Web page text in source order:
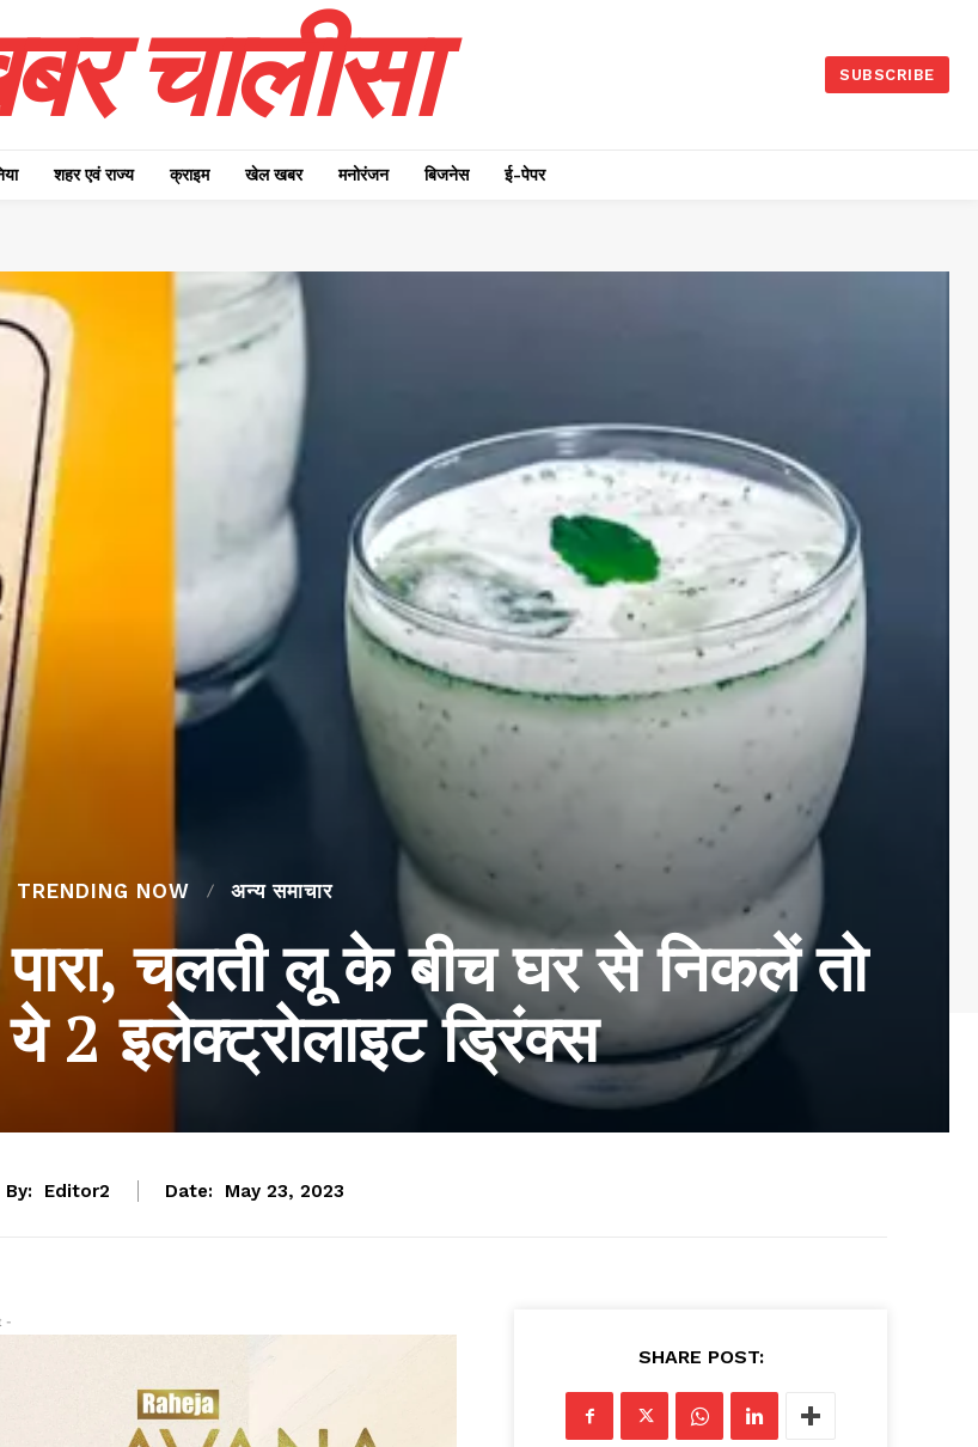
चालीसा SUBSCRIBE
शहर एवं राज्य क्राइम खेल खबर मनोरंजन बिजनेस ई-पेपर
TRENDING NOW अन्य समाचार
पारा, चलती लू के बीच घर से निकलें तो
2 इलेक्ट्रोलाइट ड्रिंक्स
By: Editor2 Date: May 23, 2023
-
SHARE POST: